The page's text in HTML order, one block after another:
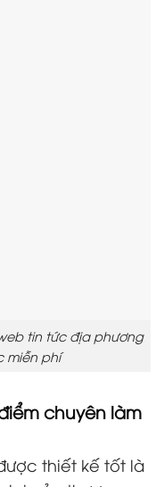
tin tức địa phương
miễn phí
chuyên làm
thiết kế tốt là